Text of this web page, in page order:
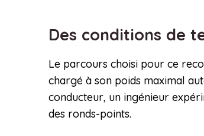
Des conditions de
Le parcours choisi pour ce
chargé à son poids maximal
conducteur, un ingénieur
des ronds-points.